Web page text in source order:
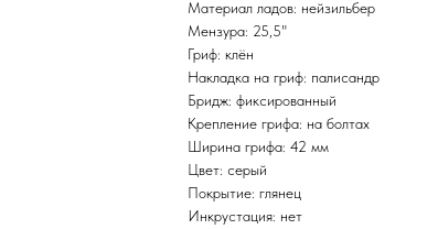
Материал ладов: нейзильбер
Мензура: 25,5"
Гриф: клён
Накладка на гриф: палисандр
Бридж: фиксированный
Крепление грифа: на болтах
Ширина грифа: 42 мм
Цвет: серый
Покрытие: глянец
Инкрустация: нет